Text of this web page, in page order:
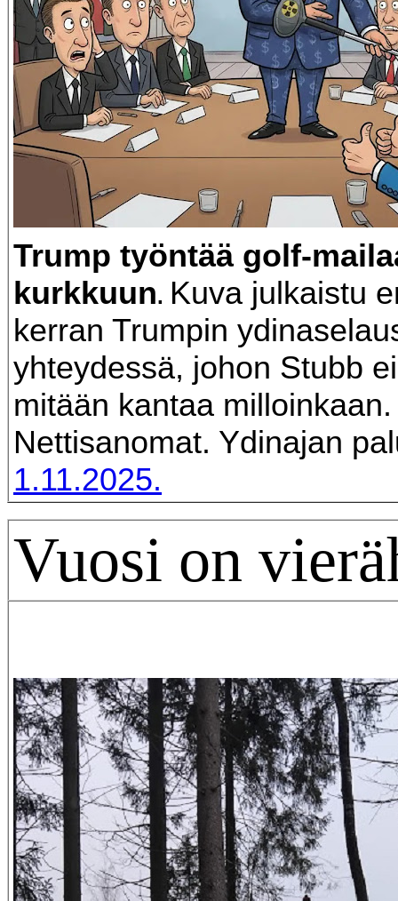
Trump työntää golf-
kurkkuun. Kuva julkaistu
kerran Trumpin
yhteydessä, johon Stubb
mitään kantaa milloinkaan.
Nettisanomat. Ydinajan
1.11.2025.
Vuosi on